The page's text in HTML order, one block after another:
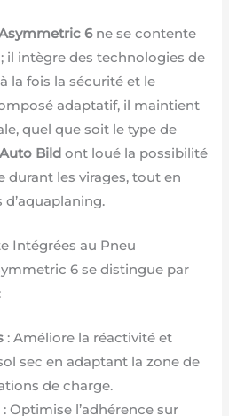
6ne se contente
il intègre des technologies de
la fois la sécurité et le
adaptatif, il maintient
quel que soit le type de
Auto Bild ont loué la possibilité
durant les virages, tout en
Intégrées au Pneu
6 se distingue par
: Améliore la réactivité et
sec en adaptant la zone de
de charge.
: Optimise l’adhérence sur